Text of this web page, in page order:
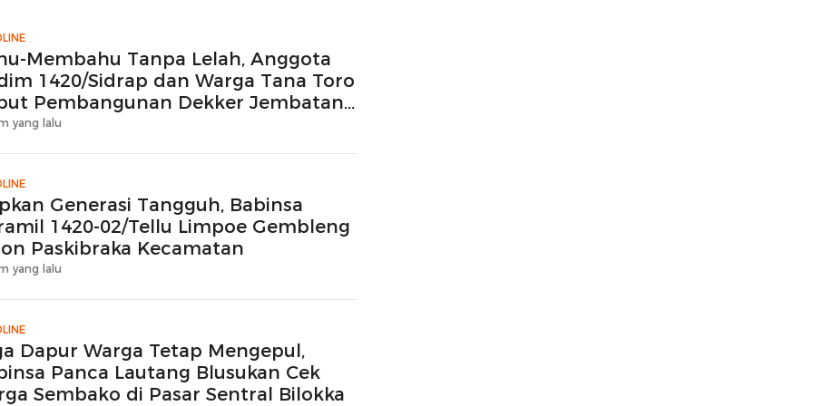
Membahu Tanpa Lelah, Anggota
1420/Sidrap dan Warga Tana Toro
Pembangunan Dekker Jembatan
yang lalu
Generasi Tangguh, Babinsa
1420-02/Tellu Limpoe Gembleng
Paskibraka Kecamatan
yang lalu
Dapur Warga Tetap Mengepul,
Panca Lautang Blusukan Cek
Sembako di Pasar Sentral Bilokka